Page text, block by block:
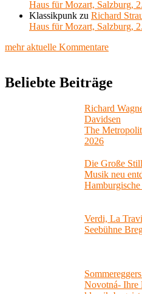
Haus für Mozart, Salzburg,
Klassikpunk zu Richard
Haus für Mozart, Salzburg,
mehr aktuelle Kommentare
Beliebte Beiträge
Richard
Davidsen
The
2026
Die Große
Musik neu
Verdi, La
Seebühne
Novotná- Ihre